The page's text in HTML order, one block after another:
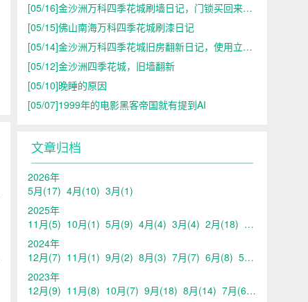
[05/16]金沙洲万科四季花城刷墙日记，门锁买回来了，不合适
[05/15]佛山南海万科四季花城刷漆日记
[05/14]金沙洲万科四季花城旧房翻新日记，使用立邦漆
[05/12]金沙洲四季花城，旧墙翻新
[05/10]晚睡的原因
[05/07]1999年的电影黑客帝国就有提到AI
文章归档
2026年
5月(17) 4月(10) 3月(1)
2025年
11月(5) 10月(1) 5月(9) 4月(4) 3月(4) 2月(18) 1月
2024年
12月(7) 11月(1) 9月(2) 8月(3) 7月(7) 6月(8) 5月
2023年
12月(9) 11月(8) 10月(7) 9月(18) 8月(14) 7月(6)